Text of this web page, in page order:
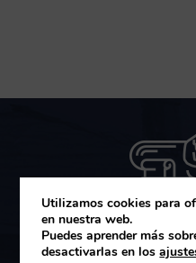
MUZA GESTIÓN
Utilizamos cookies para
en nuestra web.
Puedes aprender más
desactivarlas en los